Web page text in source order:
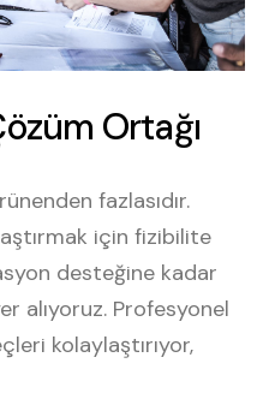
özüm Ortağı
fazlasıdır.
için fizibilite
desteğine kadar
alıyoruz. Profesyonel
kolaylaştırıyor,